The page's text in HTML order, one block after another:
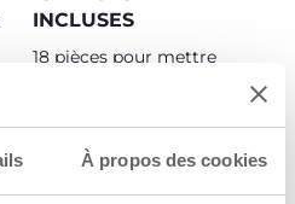
À propos des cookies
INCLUSES
18 pièces pour mettre